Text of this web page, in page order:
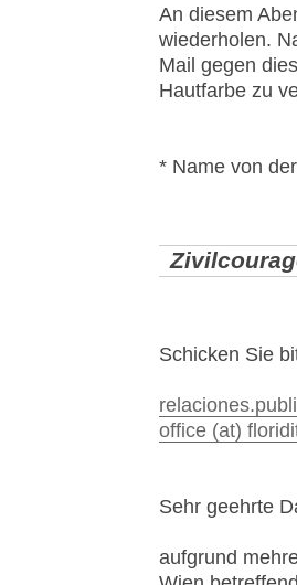
An diesem
wiederholen.
Mail gegen
Hautfarbe zu
* Name von
Schicken Sie
office (at)
Sehr geehrte
aufgrund